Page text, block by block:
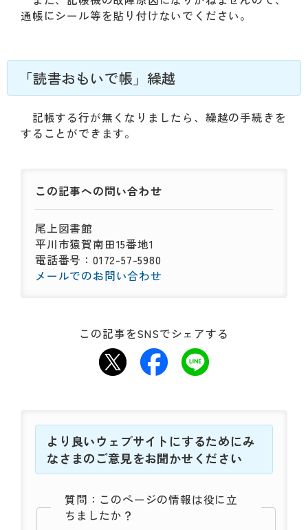
通帳にシール等を貼り付けないでください。
「読書おもいで帳」繰越
記帳する行が無くなりましたら、繰越の手続きを
することができます。
この記事への問い合わせ
尾上図書館
平川市猿賀南田15番地1
電話番号：0172-57-5980
メールでのお問い合わせ
この記事をSNSでシェアする
より良いウェブサイトにするためにみ
なさまのご意見をお聞かせください
質問：このページの情報は役に立
ちましたか？